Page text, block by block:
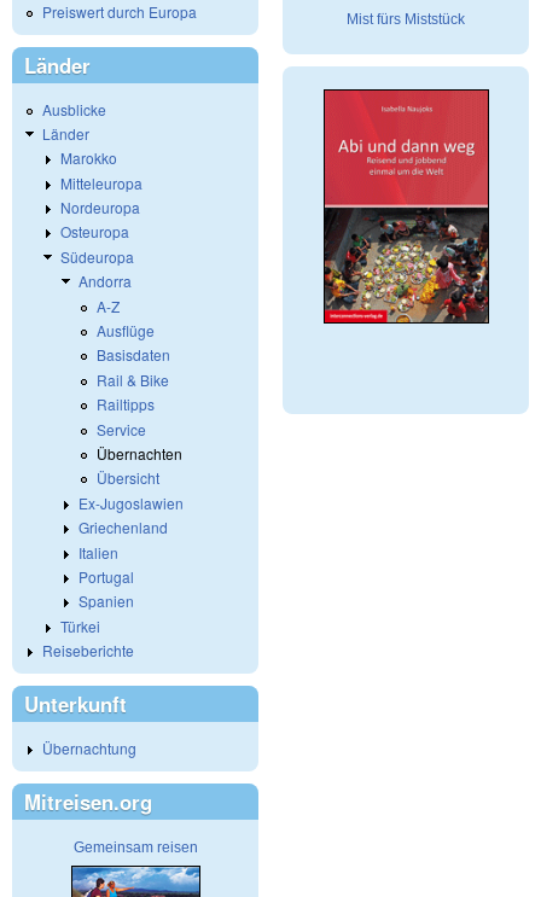
Preiswert durch Europa
Länder
Ausblicke
Länder
Marokko
Mitteleuropa
Nordeuropa
Osteuropa
Südeuropa
Andorra
A-Z
Ausflüge
Basisdaten
Rail & Bike
Railtipps
Service
Übernachten
Übersicht
Ex-Jugoslawien
Griechenland
Italien
Portugal
Spanien
Türkei
Reiseberichte
Unterkunft
Übernachtung
Mitreisen.org
Gemeinsam reisen
Mist fürs Miststück